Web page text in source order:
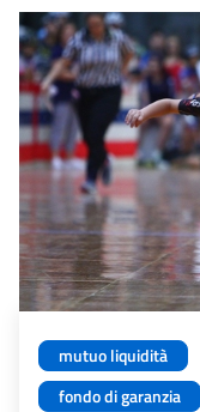
mutuo liquidità
fondo di garanzia